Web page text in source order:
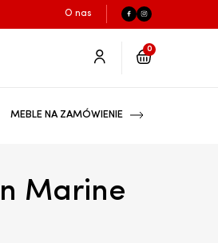
O nas
0
MEBLE NA ZAMÓWIENIE
Marine